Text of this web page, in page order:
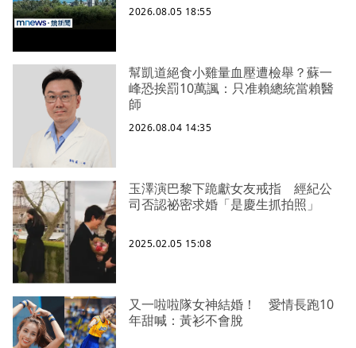
2026.08.05 18:55
幫凱道絕食小雞量血壓遭檢舉？蘇一
峰恐挨罰10萬諷：只准賴總統當賴醫
師
2026.08.04 14:35
玉澤演巴黎下跪獻女友戒指 經紀公
司否認祕密求婚「是慶生抓拍照」
2025.02.05 15:08
又一啦啦隊女神結婚！ 愛情長跑10
年甜喊：黃衫不會脫